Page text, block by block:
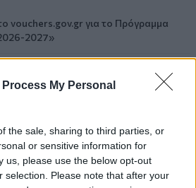
Process My Personal
the sale, sharing to third parties, or
or sensitive information for
us, please use the below opt-out
selection. Please note that after your
vouchers.gov.gr για το Πρόγραμμα
2027»
180.000 στρέμματα καμένων
Ελλάδα σε λίγες μόλις μέρες
και επιμένει να μην ασφαλίζεται!